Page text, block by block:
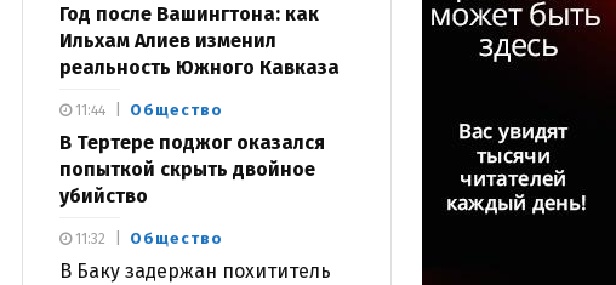
Год после Вашингтона: как
Ильхам Алиев изменил
реальность Южного Кавказа
Общество
В Тертере поджог оказался
попыткой скрыть двойное
убийство
11:44
Общество
В Баку задержан похититель
11:32